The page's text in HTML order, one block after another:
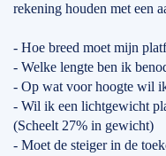
rekening houden met een
- Hoe breed moet mijn
- Welke lengte ben ik
- Op wat voor hoogte wil
- Wil ik een lichtgewicht
(Scheelt 27% in gewicht)
- Moet de steiger in de